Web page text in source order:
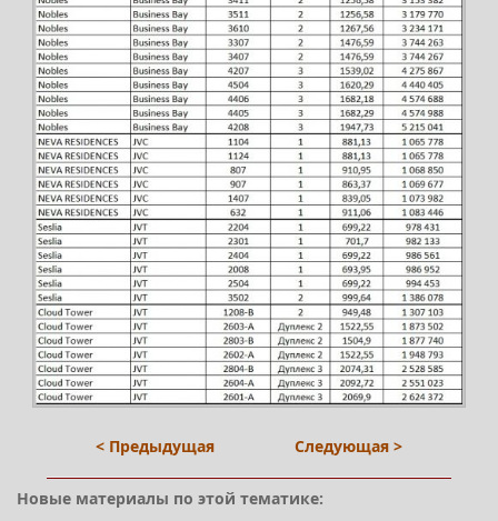
< Предыдущая Следующая >
Новые материалы по этой тематике: